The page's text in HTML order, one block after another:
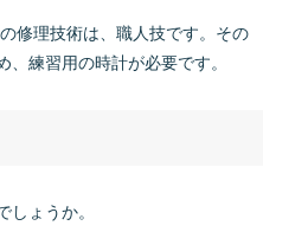
修理技術は、職人技です。その
練習用の時計が必要です。
しょうか。